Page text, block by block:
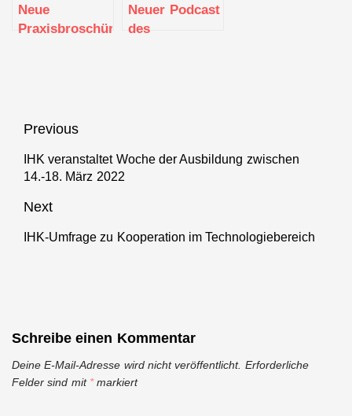
lernen können
Neue
Praxisbroschüre
vom
Textil vernetzt
Neuer Podcast
des
Beitragsnavigation
Previous
Previous
post:
IHK veranstaltet Woche der Ausbildung zwischen
14.-18. März 2022
Next
Next
IHK-Umfrage zu Kooperation im Technologiebereich
Schreibe einen Kommentar
Deine E-Mail-Adresse wird nicht veröffentlicht. Erforderliche
Felder sind mit *markiert